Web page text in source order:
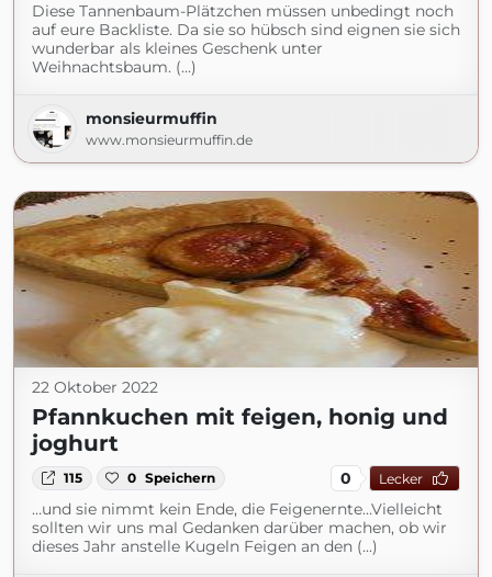
Diese Tannenbaum-Plätzchen müssen unbedingt noch
auf eure Backliste. Da sie so hübsch sind eignen sie sich
wunderbar als kleines Geschenk unter
Weihnachtsbaum. (...)
monsieurmuffin
www.monsieurmuffin.de
22 Oktober 2022
Pfannkuchen mit feigen, honig und
joghurt
115 0 Speichern 0 Lecker
…und sie nimmt kein Ende, die Feigenernte…Vielleicht
sollten wir uns mal Gedanken darüber machen, ob wir
dieses Jahr anstelle Kugeln Feigen an den (...)